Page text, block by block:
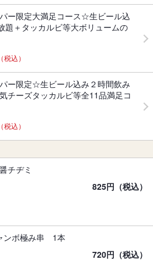
ー限定大満足コース☆生ビール込
題＋タッカルビ等大ボリュームの
税込）
ー限定☆生ビール込み２時間飲み
チーズタッカルビ等全11品満足コ
税込）
チヂミ
825円（税込）
ンボ極み串 1本
720円（税込）